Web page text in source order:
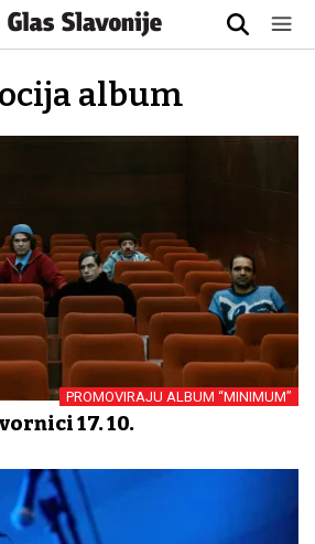
album
PROMOVIRAJU ALBUM “MINIMUM”
17. 10.